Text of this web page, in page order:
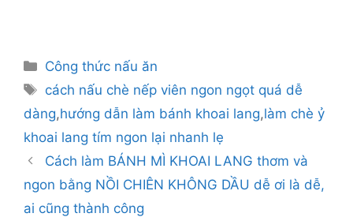
Danh
mục
Công thức nấu ăn
Thẻ
cách nấu chè nếp viên ngon ngọt quá dễ
dàng,hướng dẫn làm bánh khoai lang,làm chè ỷ
khoai lang tím ngon lại nhanh lẹ
Cách làm BÁNH MÌ KHOAI LANG thơm và
ngon bằng NỒI CHIÊN KHÔNG DẦU dễ ơi là dễ,
ai cũng thành công